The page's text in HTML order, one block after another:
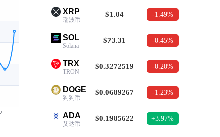
XRP
瑞波币
$1.04 -1.49%
SOL
Solana
$73.31 -0.45%
TRX
TRON
$0.3272519 -0.20%
DOGE
狗狗币
$0.0689267 -1.23%
ADA
艾达币
$0.1985622 +3.97%